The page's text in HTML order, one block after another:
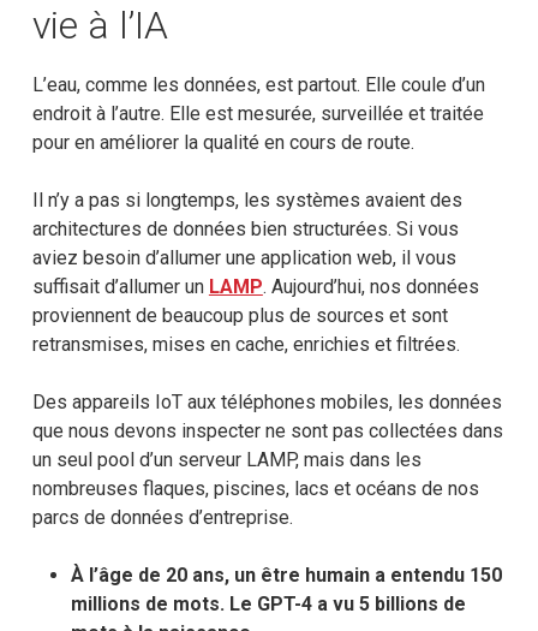
vie à l’IA
L’eau, comme les données, est partout. Elle coule d’un
endroit à l’autre. Elle est mesurée, surveillée et traitée
pour en améliorer la qualité en cours de route.
Il n’y a pas si longtemps, les systèmes avaient des
architectures de données bien structurées. Si vous
aviez besoin d’allumer une application web, il vous
suffisait d’allumer un LAMP. Aujourd’hui, nos données
proviennent de beaucoup plus de sources et sont
retransmises, mises en cache, enrichies et filtrées.
Des appareils IoT aux téléphones mobiles, les données
que nous devons inspecter ne sont pas collectées dans
un seul pool d’un serveur LAMP, mais dans les
nombreuses flaques, piscines, lacs et océans de nos
parcs de données d’entreprise.
À l’âge de 20 ans, un être humain a entendu 150
millions de mots. Le GPT-4 a vu 5 billions de